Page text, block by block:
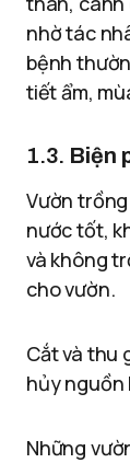
nhờ tác
bệnh
tiết ẩm,
1.3. Biện
Vườn
nước tốt,
và không
cho vườn.
Cắt và thu
hủy nguồn
Những